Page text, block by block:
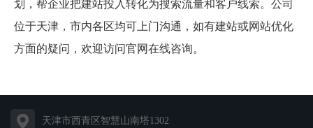
划，帮企业把建站投入转化为搜索流量和客户线索。公司
位于天津，市内各区均可上门沟通，如有建站或网站优化
方面的疑问，欢迎访问官网在线咨询。
天津市西青区智慧山南塔1302